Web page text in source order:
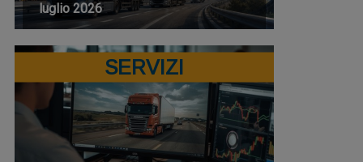
luglio 2026
SERVIZI